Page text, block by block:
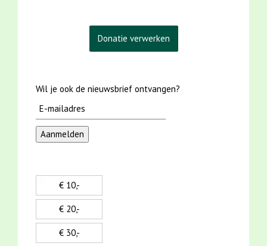
Wil je ook de nieuwsbrief ontvangen?
€ 10,-
€ 20,-
€ 30,-